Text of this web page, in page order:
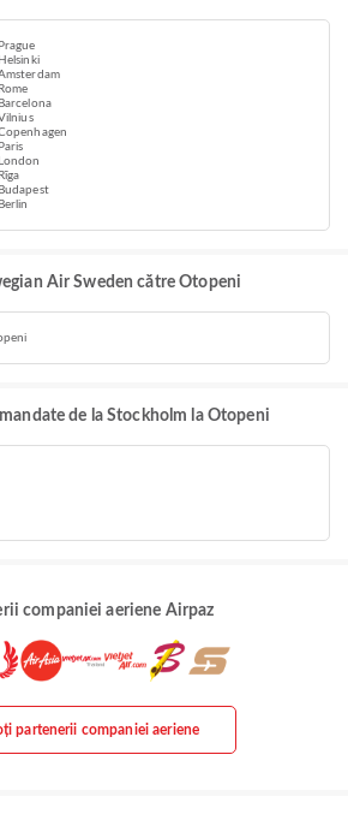
Air Sweden către Otopeni
de la Stockholm la Otopeni
companiei aeriene Airpaz
partenerii companiei aeriene